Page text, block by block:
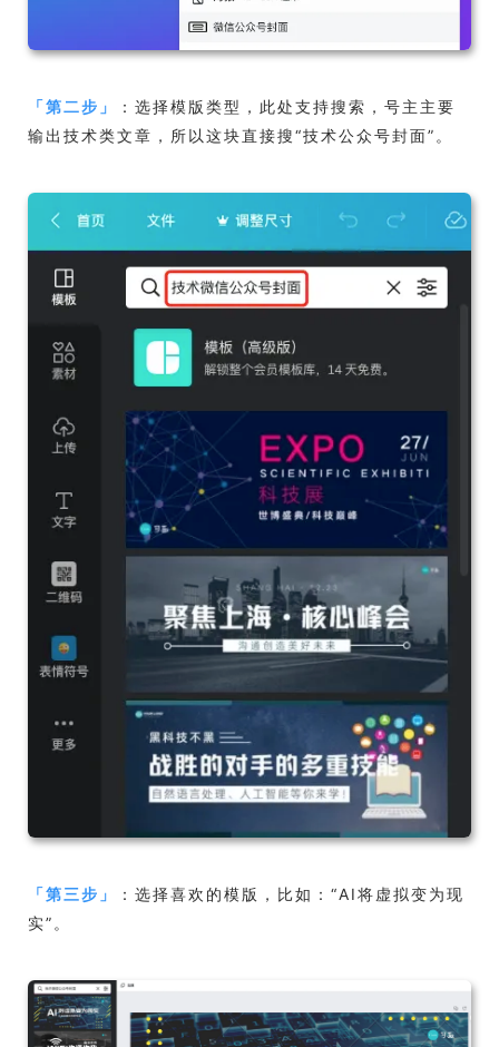
「第二步 」
：选择模版类型，此处支持搜索，号主主要
输出技术类文章，所以这块直接搜“技术公众号封面”。
「第三步 」
：选择喜欢的模版，比如：“AI将虚拟变为现
实”。